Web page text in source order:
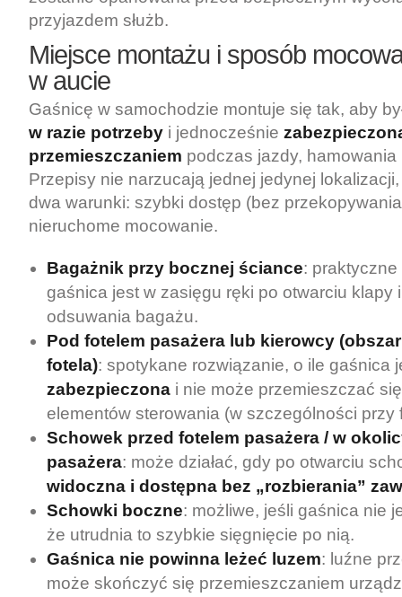
przyjazdem służb.
Miejsce montażu i sposób
w aucie
Gaśnicę w samochodzie montuje się tak, aby
w razie potrzeby i jednocześnie
przemieszczaniem podczas jazdy, hamowania
Przepisy nie narzucają jednej jedynej
dwa warunki: szybki dostęp (bez
nieruchome mocowanie.
Bagażnik przy bocznej ściance:
gaśnica jest w zasięgu ręki po otwarciu klapy
odsuwania bagażu.
Pod fotelem pasażera lub kierowcy
fotela): spotykane rozwiązanie, o ile gaśnica
zabezpieczona i nie może przemieszczać
elementów sterowania (w szczególności przy
Schowek przed fotelem pasażera / w
pasażera: może działać, gdy po otwarciu
widoczna i dostępna bez „rozbierania”
Schowki boczne: możliwe, jeśli gaśnica nie
że utrudnia to szybkie sięgnięcie po nią.
Gaśnica nie powinna leżeć luzem: luźne
może skończyć się przemieszczaniem